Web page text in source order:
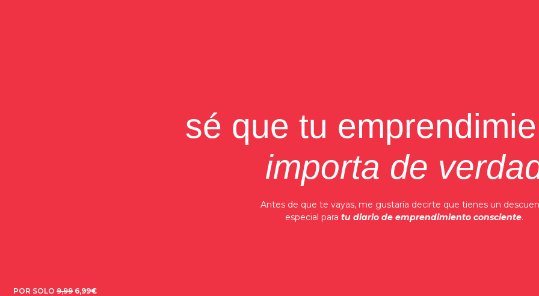
sé que tu
importa de
Antes de que te vayas, me gustaría decirte que tienes un
especial para tu diario de emprendimiento consciente.
POR SOLO 9,99 6,99€